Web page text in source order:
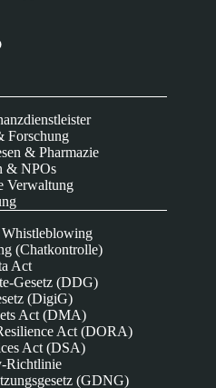
Forschung
& Pharmazie
& NPOs
Verwaltung
(Chatkontrolle)
Act
Gesetz (DDG)
(DigiG)
Act (DMA)
Act (DORA)
Act (DSA)
Richtlinie
(GDNG)